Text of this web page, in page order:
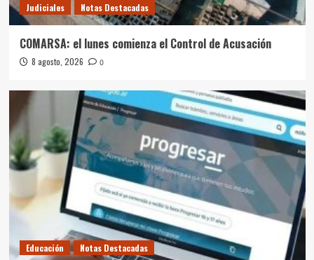
Judiciales Notas Destacadas
COMARSA: el lunes comienza el Control de Acusación
8 agosto, 2026 0
Educación Notas Destacadas